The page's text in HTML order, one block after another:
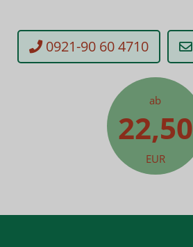
0921-90 60 4710
ab
22,50
EUR